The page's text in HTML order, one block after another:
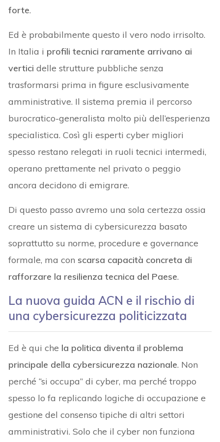
forte.
Ed è probabilmente questo il vero nodo irrisolto.
In Italia i profili tecnici raramente arrivano ai
vertici delle strutture pubbliche senza
trasformarsi prima in figure esclusivamente
amministrative. Il sistema premia il percorso
burocratico-generalista molto più dell’esperienza
specialistica. Così gli esperti cyber migliori
spesso restano relegati in ruoli tecnici intermedi,
operano prettamente nel privato o peggio
ancora decidono di emigrare.
Di questo passo avremo una sola certezza ossia
creare un sistema di cybersicurezza basato
soprattutto su norme, procedure e governance
formale, ma con scarsa capacità concreta di
rafforzare la resilienza tecnica del Paese.
La nuova guida ACN e il rischio di
una cybersicurezza politicizzata
Ed è qui che la politica diventa il problema
principale della cybersicurezza nazionale. Non
perché “si occupa” di cyber, ma perché troppo
spesso lo fa replicando logiche di occupazione e
gestione del consenso tipiche di altri settori
amministrativi. Solo che il cyber non funziona